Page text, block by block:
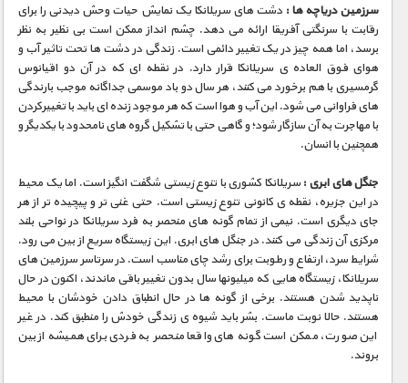
سازه/ معماری/ مهندسی
سرگرمی
شناخت کودکان
طبیعت
علم و فناوری
فرهنگ / هنر
کیهان / نجوم
گردشگری
ماورایی
مسابقات / ورزشی
مستند های اختصاصی
سرزمین دریاچه ها : دشت های سریلانکا یک نمایش حیات وحش دیدنی را برای
رقابت با سرنگتی آفریقا ارائه می دهد. چشم انداز ممکن است بی نظیر به نظر
برسد، اما همه چیز در یک تغییر دائمی است. زندگی در دشت ها تحت تاثیر آب و
هوای فوق العاده ی سریلانکا قرار دارد. در نقطه ای که در آن دو اقیانوس
گرمسیری با هم برخورد می کنند، هر سال دو باد موسمی جداگانه موجب بارندگی
های فراوانی می شود. این آب و هوا است که هر موجود زنده ای باید با تغییرکردن
با مهاجرت به آن سازگار شود؛ و گاهی حتی با تشکیل گروه های نامحدود با یکدیگر و
همچنین با انسان.
جنگل های ابری :سریلانکا کشوری با تنوع زیستی شگفت انگیز است. اما یک محیط
در این جزیره، نقطه ی کانونی تنوع زیستی است. حتی غنی تر و پیچیده تر از هر
جای دیگری است. نیمی از تمام گونه های منحصر به فرد سریلانکا در نواحی بلند
مرکزی آن زندگی می کنند. در جنگل های ابری. این زیستگاه سریع از بین می رود.
شرایط سرد، ارتفاع و رطوبت برای رشد چای مناسب است. در سرتاسر سرزمین های
سریلانکا، زیستگاه هایی که میلیونها سال بدون تغییر باقی ماندند، اکنون در حال
ناپدید شدن هستند. برخی از گونه ها در حال انطباق دادن خودشان با محیط
هستند. حالا نوبت ماست. بشر باید شیوه ی زندگی خودش را منطبق کند. در غیر
این صورت، ممکن است گونه های واقعا منحصر به فردی برای همیشه از بین
بروند.